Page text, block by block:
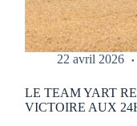
22 avril 2026
LE TEAM YART
VICTOIRE AUX